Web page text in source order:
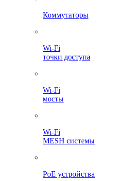
Коммутаторы
Wi-Fi
точки доступа
Wi-Fi
мосты
Wi-Fi
MESH системы
PoE устройства